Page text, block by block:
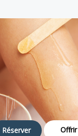
Réserver Offrir